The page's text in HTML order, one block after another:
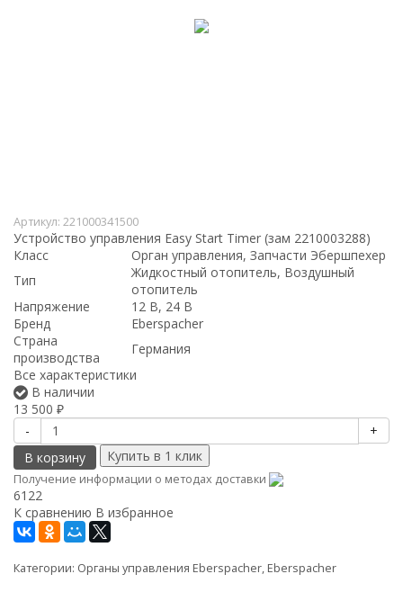
Артикул: 221000341500
Устройство управления Easy Start Timer (зам 2210003288)
Класс
Орган управления, Запчасти Эбершпехер
Тип
Жидкостный отопитель, Воздушный
отопитель
Напряжение
12 В, 24 В
Бренд
Eberspacher
Страна
производства
Германия
Все характеристики
В наличии
13 500 ₽
-
+
В корзину
Получение информации о методах доставки
6122
К сравнению В избранное
Категории: Органы управления Eberspacher, Eberspacher